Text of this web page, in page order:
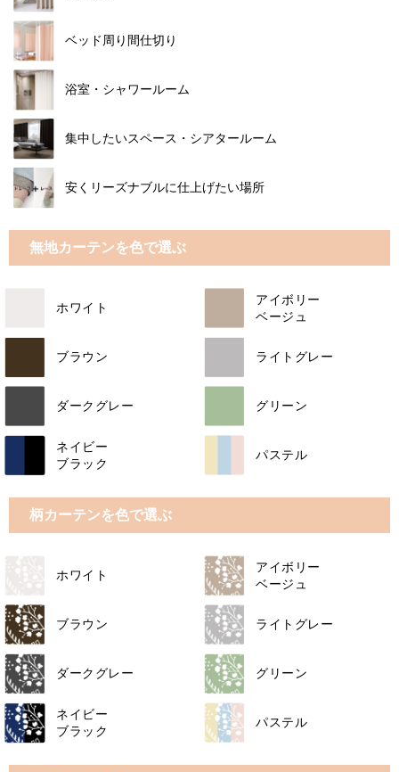
ベッド周り間仕切り
浴室・シャワールーム
集中したいスペース・シアタールーム
安くリーズナブルに仕上げたい場所
無地カーテンを色で選ぶ
ホワイト
アイボリー
ベージュ
ブラウン ライトグレー
ダークグレー グリーン
ネイビー
ブラック
パステル
柄カーテンを色で選ぶ
ホワイト
アイボリー
ベージュ
ブラウン ライトグレー
ダークグレー グリーン
ネイビー
ブラック
パステル